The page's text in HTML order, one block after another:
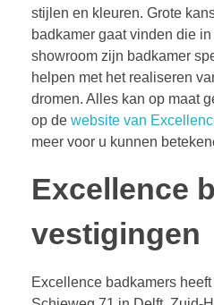
stijlen en kleuren. Grote
badkamer gaat vinden die
showroom zijn badkamer
helpen met het realiseren
dromen. Alles kan op maat
op de website van
meer voor u kunnen
Excellence
vestigingen
Excellence badkamers